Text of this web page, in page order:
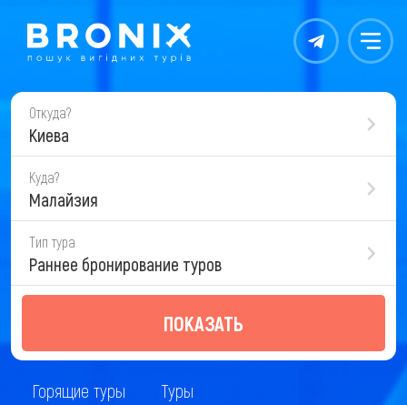
Контакты Меню
Откуда?
Киева
Куда?
Малайзия
Тип тура
Раннее бронирование туров
ПОКАЗАТЬ
Горящие туры Туры